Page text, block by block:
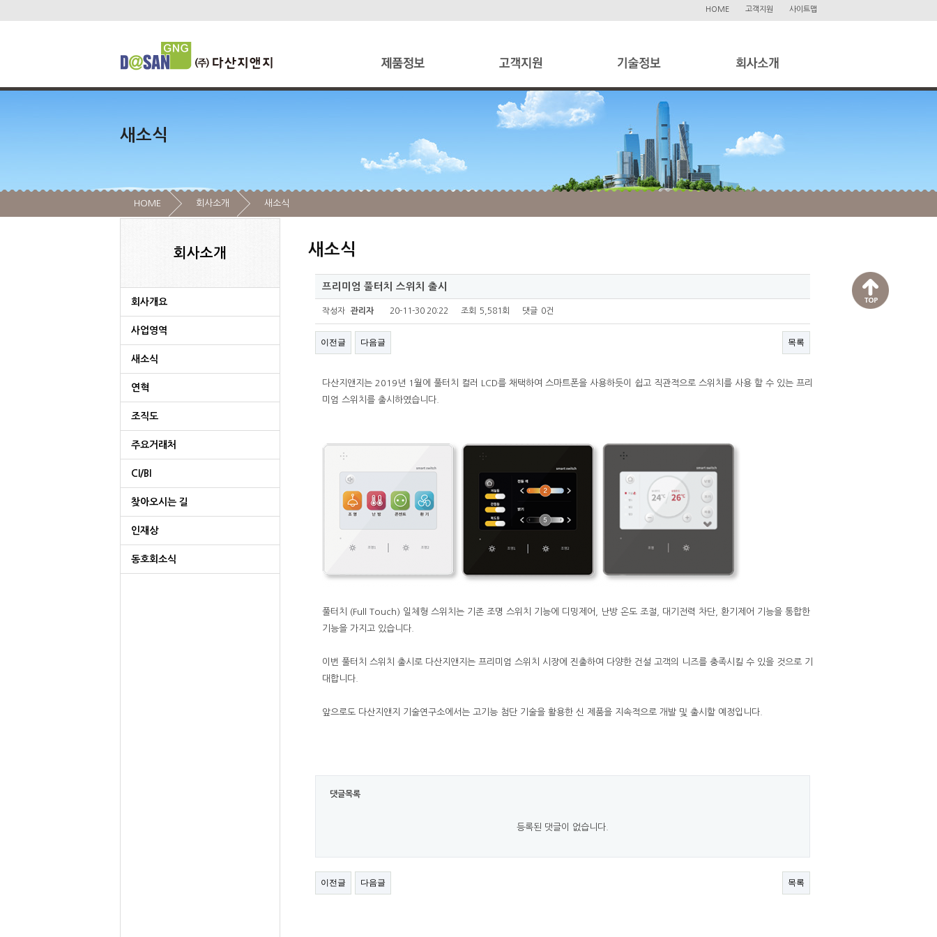
HOME 고객지원 사이트맵
새소식
HOME 회사소개 새소식
회사소개
회사개요
사업영역
새소식
연혁
조직도
주요거래처
CI/BI
찾아오시는 길
인재상
동호회소식
새소식
프리미엄 풀터치 스위치 출시
작성자 관리자 20-11-30 20:22 조회 5,581회 댓글 0건
이전글 다음글 목록
다산지앤지는 2019년 1월에 풀터치 컬러 LCD를 채택하여 스마트폰을 사용하듯이 쉽고 직관적으로 스위치를 사용 할 수 있는 프리
미엄 스위치를 출시하였습니다.
풀터치 (Full Touch) 일체형 스위치는 기존 조명 스위치 기능에 디밍제어, 난방 온도 조절, 대기전력 차단, 환기제어 기능을 통합한
기능을 가지고 있습니다.
이번 풀터치 스위치 출시로 다산지앤지는 프리미엄 스위치 시장에 진출하여 다양한 건설 고객의 니즈를 충족시킬 수 있을 것으로 기
대합니다.
앞으로도 다산지앤지 기술연구소에서는 고기능 첨단 기술을 활용한 신 제품을 지속적으로 개발 및 출시할 예정입니다.
댓글목록
등록된 댓글이 없습니다.
이전글 다음글 목록